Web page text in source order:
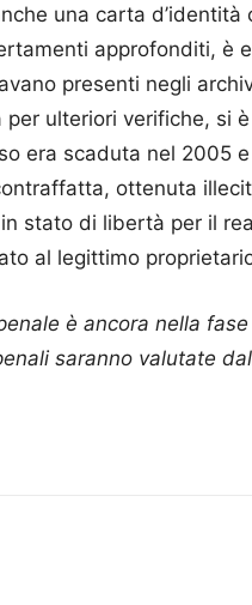
una carta d’identità
approfonditi, è
presenti negli
ulteriori verifiche, si è
era scaduta nel 2005
ottenuta
stato di libertà per il
al legittimo
è ancora nella
saranno valutate